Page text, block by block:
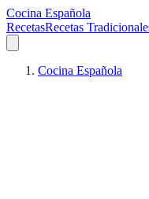
Cocina Española
RecetasRecetas
Cocina Española